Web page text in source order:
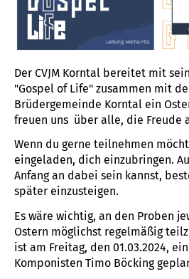
Der CVJM Korntal bereitet mit
"Gospel of Life" zusammen mit
Brüdergemeinde Korntal ein
freuen uns über alle, die Freude
Wenn du gerne teilnehmen
eingeladen, dich einzubringen.
Anfang an dabei sein kannst,
später einzusteigen.
Es wäre wichtig, an den Proben
Ostern möglichst regelmäßig
ist am Freitag, den 01.03.2024,
Komponisten Timo Böcking